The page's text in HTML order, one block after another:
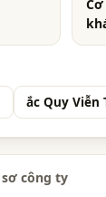
ắc Quy Viễn
sơ công ty